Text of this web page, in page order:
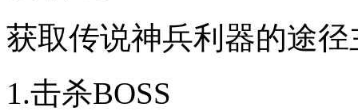
获取传说神兵利器的途
1.击杀BOSS